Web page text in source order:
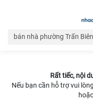
Rất tiếc, nội
Nếu bạn cần hỗ trợ vui